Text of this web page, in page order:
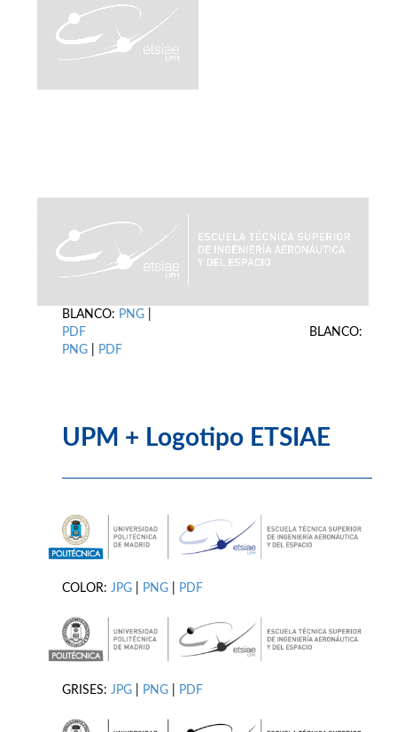
BLANCO: PNG
PDF BLANCO:
PNG
PDF
UPM + Logotipo ETSIAE
COLOR: JPG PNG PDF
GRISES: JPG PNG PDF